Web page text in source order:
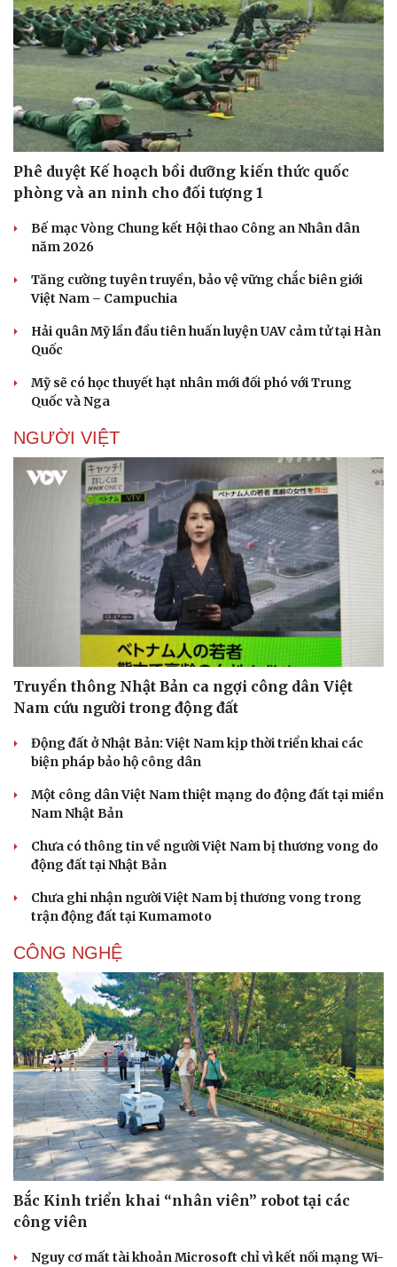
Bóng đá
Lịch thi đấu bóng đá
Thế giới thể thao
eSports
Hậu trường
Ô tô - Xe máy
Ô tô
Tư vấn
Phê duyệt Kế hoạch bồi dưỡng kiến thức quốc
phòng và an ninh cho đối tượng 1
Bế mạc Vòng Chung kết Hội thao Công an Nhân dân
năm 2026
Tăng cường tuyên truyền, bảo vệ vững chắc biên giới
Việt Nam – Campuchia
Hải quân Mỹ lần đầu tiên huấn luyện UAV cảm tử tại Hàn
Quốc
Mỹ sẽ có học thuyết hạt nhân mới đối phó với Trung
Quốc và Nga
NGƯỜI VIỆT
Truyền thông Nhật Bản ca ngợi công dân Việt
Nam cứu người trong động đất
Động đất ở Nhật Bản: Việt Nam kịp thời triển khai các
biện pháp bảo hộ công dân
Một công dân Việt Nam thiệt mạng do động đất tại miền
Nam Nhật Bản
Chưa có thông tin về người Việt Nam bị thương vong do
động đất tại Nhật Bản
Chưa ghi nhận người Việt Nam bị thương vong trong
trận động đất tại Kumamoto
CÔNG NGHỆ
Bắc Kinh triển khai “nhân viên” robot tại các
công viên
Nguy cơ mất tài khoản Microsoft chỉ vì kết nối mạng Wi-